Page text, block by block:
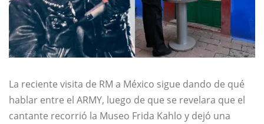
La reciente visita de RM a México sigue dando de qué
hablar entre el ARMY, luego de que se revelara que el
cantante recorrió la Museo Frida Kahlo y dejó una